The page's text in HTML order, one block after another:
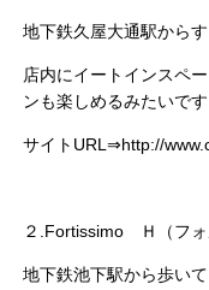
地下鉄久屋大通駅から
店内にイートインスペ
ンも楽しめるみたいです
サイトURL⇒http://
２.Fortissimo Ｈ（フォ
地下鉄池下駅から歩い